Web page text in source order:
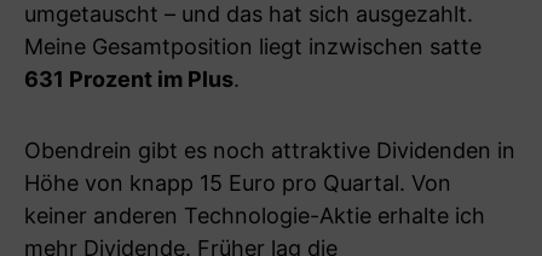
umgetauscht – und das hat sich ausgezahlt.
Meine Gesamtposition liegt inzwischen satte
631 Prozent im Plus.
Obendrein gibt es noch attraktive Dividenden in
Höhe von knapp 15 Euro pro Quartal. Von
keiner anderen Technologie-Aktie erhalte ich
mehr Dividende. Früher lag die